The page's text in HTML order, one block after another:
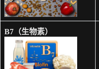
B7（生物素）